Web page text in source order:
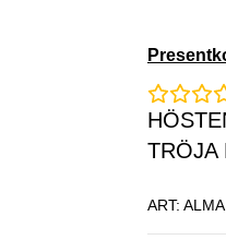
TRÖJA
ART: